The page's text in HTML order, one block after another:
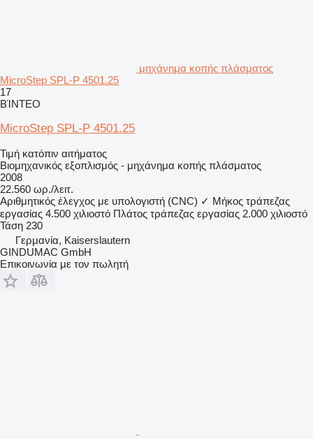
μηχάνημα κοπής πλάσματος
MicroStep SPL-P 4501.25
17
ΒΊΝΤΕΟ
MicroStep SPL-P 4501.25
Τιμή κατόπιν αιτήματος
Βιομηχανικός εξοπλισμός - μηχάνημα κοπής πλάσματος
2008
22.560 ωρ./λειτ.
Αριθμητικός έλεγχος με υπολογιστή (CNC) ✓ Μήκος τράπεζας
εργασίας 4.500 χιλιοστό Πλάτος τράπεζας εργασίας 2.000 χιλιοστό
Τάση 230
Γερμανία, Kaiserslautern
GINDUMAC GmbH
Επικοινωνία με τον πωλητή